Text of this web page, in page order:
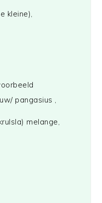
kleine),
pangasius ,
melange,